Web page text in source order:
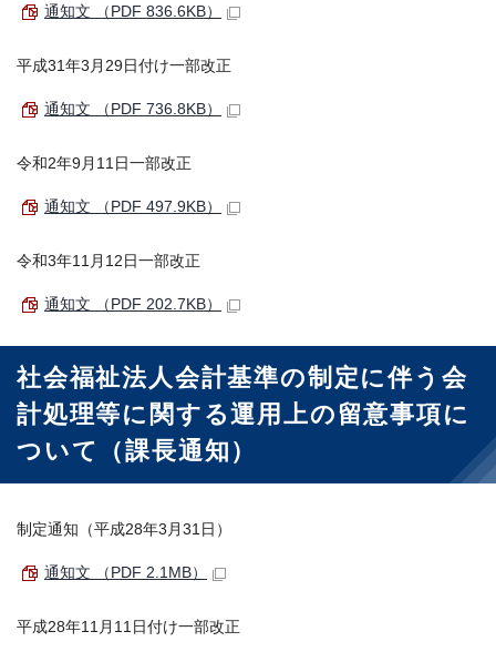
通知文 （PDF 836.6KB）
平成31年3月29日付け一部改正
通知文 （PDF 736.8KB）
令和2年9月11日一部改正
通知文 （PDF 497.9KB）
令和3年11月12日一部改正
通知文 （PDF 202.7KB）
社会福祉法人会計基準の制定に伴う会
計処理等に関する運用上の留意事項に
ついて（課長通知）
制定通知（平成28年3月31日）
通知文 （PDF 2.1MB）
平成28年11月11日付け一部改正